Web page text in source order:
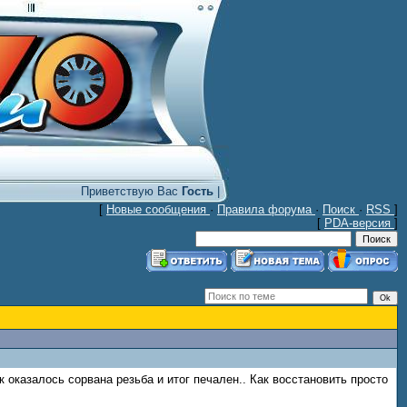
Приветствую Вас Гость|
[ Новые сообщения · Правила форума · Поиск · RSS ]
[ PDA-версия ]
сорвана резьба и итог печален.. Как восстановить просто